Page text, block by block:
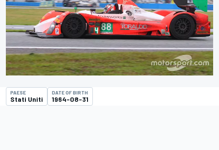
PAESE
Stati Uniti
DATE OF BIRTH
1964-08-31